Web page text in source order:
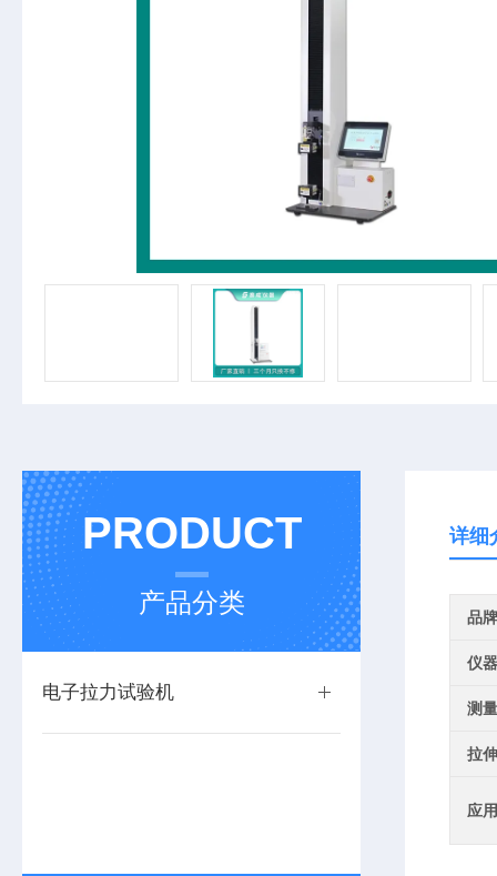
PRODUCT
产品分类
电子拉力试验机
详细
品牌
仪
测
拉
应